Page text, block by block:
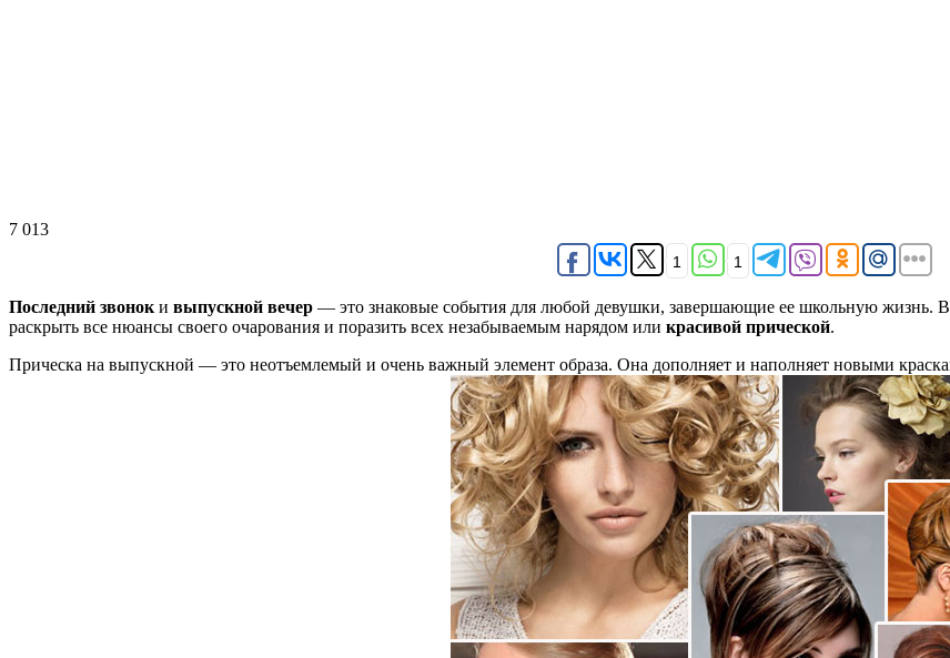
7 013
1 1
Последний звонок и выпускной вечер — это знаковые события для любой девушки, завершающие ее школьную жизнь. В
раскрыть все нюансы своего очарования и поразить всех незабываемым нарядом или красивой прической.
Прическа на выпускной — это неотъемлемый и очень важный элемент образа. Она дополняет и наполняет новыми